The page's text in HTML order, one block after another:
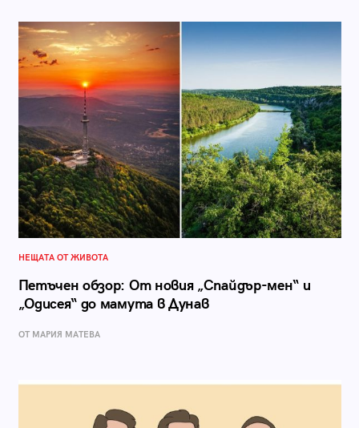
НЕЩАТА ОТ ЖИВОТА
Петъчен обзор: От новия „Спайдър-мен“ и
„Одисея“ до мамута в Дунав
ОТ МАРИЯ МАТЕВА